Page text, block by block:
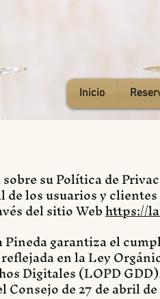
Inicio
su Política de
los usuarios y
del sitio Webhttps://
garantiza el
en la Ley
Digitales (LOPD
de 27 de abril